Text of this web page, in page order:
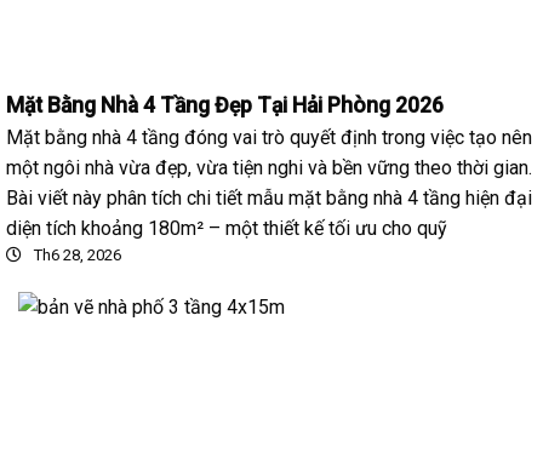
Mặt Bằng Nhà 4 Tầng Đẹp Tại Hải Phòng 2026
Mặt bằng nhà 4 tầng đóng vai trò quyết định trong việc tạo nên
một ngôi nhà vừa đẹp, vừa tiện nghi và bền vững theo thời gian.
Bài viết này phân tích chi tiết mẫu mặt bằng nhà 4 tầng hiện đại
diện tích khoảng 180m² – một thiết kế tối ưu cho quỹ
Th6 28, 2026